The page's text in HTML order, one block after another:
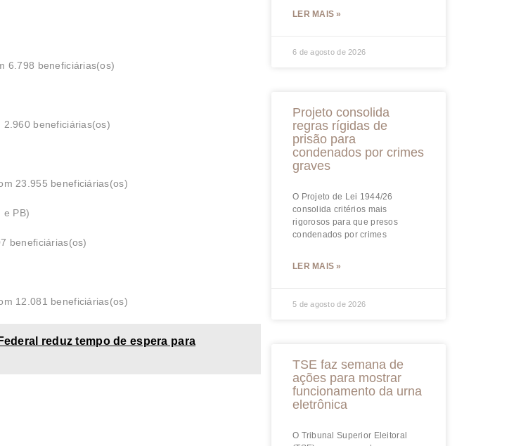
6.798 beneficiárias(os)
beneficiárias(os)
23.955 beneficiárias(os)
e PB)
beneficiárias(os)
12.081 beneficiárias(os)
reduz tempo de espera para
LER MAIS »
6 de agosto de 2026
Projeto consolida
regras rígidas de
prisão para
condenados por crimes
graves
O Projeto de Lei 1944/26
consolida critérios mais
rigorosos para que presos
condenados por crimes
LER MAIS »
5 de agosto de 2026
TSE faz semana de
ações para mostrar
funcionamento da urna
eletrônica
O Tribunal Superior Eleitoral